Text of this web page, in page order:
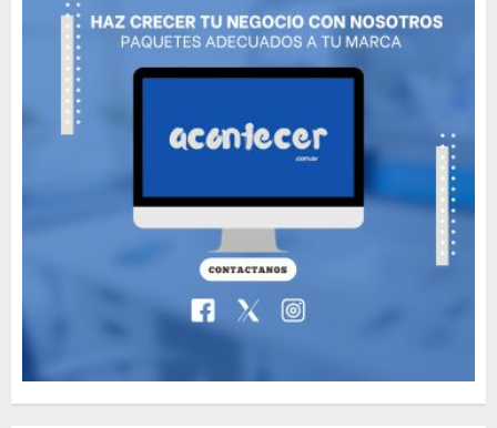
The full story of
Thailand’s extraordinary
cave rescue
Valentino Goes
Deliberately Feminine for
Fall 2018
MAYO 16, 2024
Searching for the
forgotten heroes of World